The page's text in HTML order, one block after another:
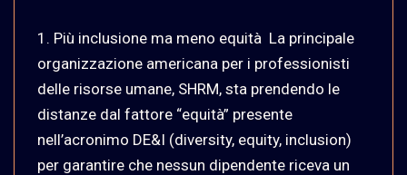
1. Più inclusione ma meno equità La principale
organizzazione americana per i professionisti
delle risorse umane, SHRM, sta prendendo le
distanze dal fattore “equità” presente
nell’acronimo DE&I (diversity, equity, inclusion)
per garantire che nessun dipendente riceva un